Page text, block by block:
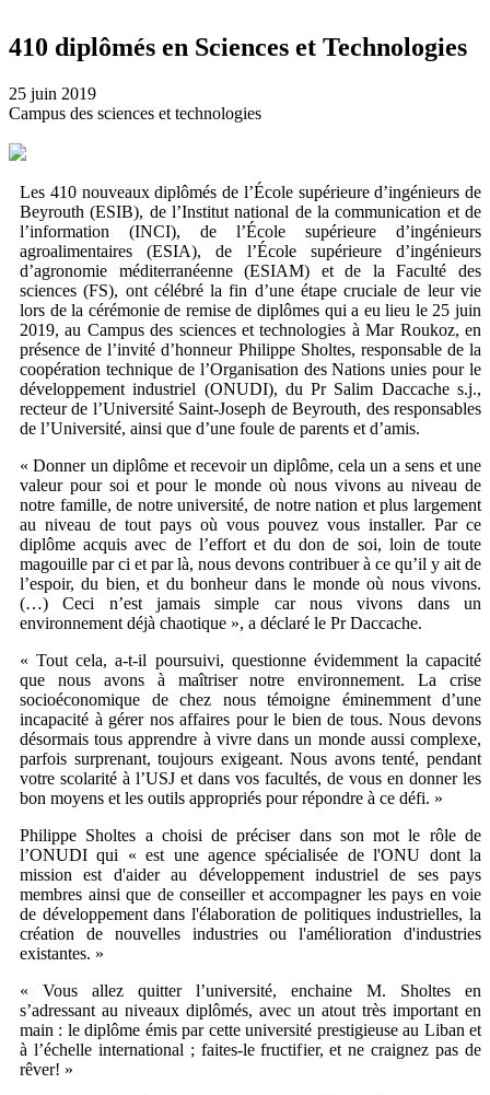
410 diplômés en Sciences et Technologies
25 juin 2019
Campus des sciences et technologies
Les 410 nouveaux diplômés de l’École supérieure d’ingénieurs de
Beyrouth (ESIB), de l’Institut national de la communication et de
l’information (INCI), de l’École supérieure d’ingénieurs
agroalimentaires (ESIA), de l’École supérieure d’ingénieurs
d’agronomie méditerranéenne (ESIAM) et de la Faculté des
sciences (FS), ont célébré la fin d’une étape cruciale de leur vie
lors de la cérémonie de remise de diplômes qui a eu lieu le 25 juin
2019, au Campus des sciences et technologies à Mar Roukoz, en
présence de l’invité d’honneur Philippe Sholtes, responsable de la
coopération technique de l’Organisation des Nations unies pour le
développement industriel (ONUDI), du Pr Salim Daccache s.j.,
recteur de l’Université Saint-Joseph de Beyrouth, des responsables
de l’Université, ainsi que d’une foule de parents et d’amis.
« Donner un diplôme et recevoir un diplôme, cela un a sens et une
valeur pour soi et pour le monde où nous vivons au niveau de
notre famille, de notre université, de notre nation et plus largement
au niveau de tout pays où vous pouvez vous installer. Par ce
diplôme acquis avec de l’effort et du don de soi, loin de toute
magouille par ci et par là, nous devons contribuer à ce qu’il y ait de
l’espoir, du bien, et du bonheur dans le monde où nous vivons.
(…) Ceci n’est jamais simple car nous vivons dans un
environnement déjà chaotique », a déclaré le Pr Daccache.
« Tout cela, a-t-il poursuivi, questionne évidemment la capacité
que nous avons à maîtriser notre environnement. La crise
socioéconomique de chez nous témoigne éminemment d’une
incapacité à gérer nos affaires pour le bien de tous. Nous devons
désormais tous apprendre à vivre dans un monde aussi complexe,
parfois surprenant, toujours exigeant. Nous avons tenté, pendant
votre scolarité à l’USJ et dans vos facultés, de vous en donner les
bon moyens et les outils appropriés pour répondre à ce défi. »
Philippe Sholtes a choisi de préciser dans son mot le rôle de
l’ONUDI qui « est une agence spécialisée de l'ONU dont la
mission est d'aider au développement industriel de ses pays
membres ainsi que de conseiller et accompagner les pays en voie
de développement dans l'élaboration de politiques industrielles, la
création de nouvelles industries ou l'amélioration d'industries
existantes. »
« Vous allez quitter l’université, enchaine M. Sholtes en
s’adressant au niveaux diplômés, avec un atout très important en
main : le diplôme émis par cette université prestigieuse au Liban et
à l’échelle international ; faites-le fructifier, et ne craignez pas de
rêver! »